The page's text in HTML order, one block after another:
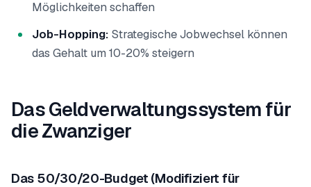
Möglichkeiten schaffen
Job-Hopping: Strategische Jobwechsel können
das Gehalt um 10-20% steigern
Das Geldverwaltungssystem für
die Zwanziger
Das 50/30/20-Budget (Modifiziert für